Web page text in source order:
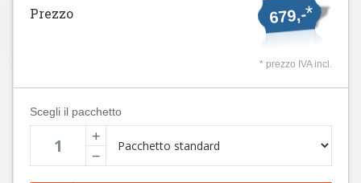
679,-*
Prezzo
* prezzo IVA incl.
Scegli il pacchetto
+
−